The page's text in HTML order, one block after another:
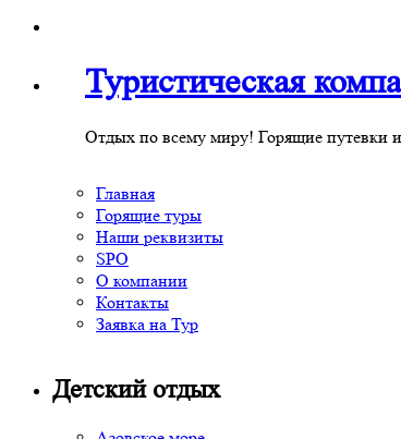
Туристическая
Отдых по всему миру! Горящие путевки
Главная
Горящие туры
Наши реквизиты
SPO
О компании
Контакты
Заявка на Тур
Детский отдых